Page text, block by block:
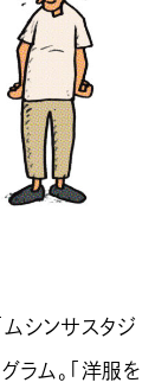
ムシンサスタジ
ラム。「洋服を